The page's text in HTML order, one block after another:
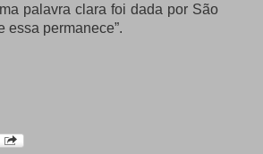
palavra clara foi dada por São
essa permanece”.